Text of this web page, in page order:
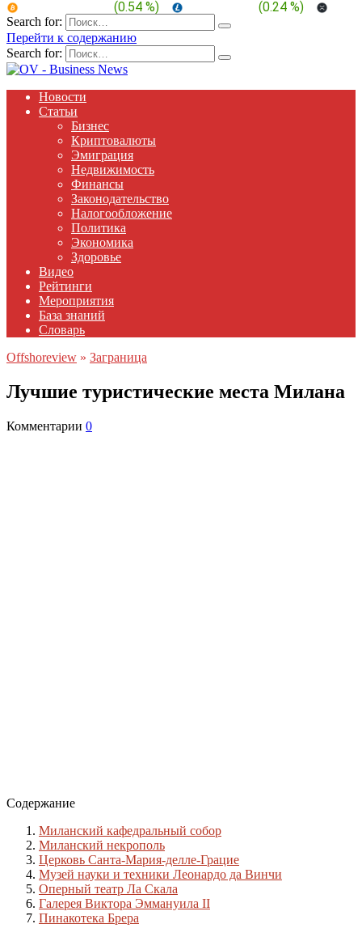
(0.54 %) (0.24 %)
Search for:
Перейти к содержанию
Search for:
Новости
Статьи
Бизнес
Криптовалюты
Эмиграция
Недвижимость
Финансы
Законодательство
Налогообложение
Политика
Экономика
Здоровье
Видео
Рейтинги
Мероприятия
База знаний
Словарь
Offshoreview » Заграница
Лучшие туристические места Милана
Комментарии 0
Содержание
Миланский кафедральный собор
Миланский некрополь
Церковь Санта-Мария-делле-Грацие
Музей науки и техники Леонардо да Винчи
Оперный театр Ла Скала
Галерея Виктора Эммануила II
Пинакотека Брера